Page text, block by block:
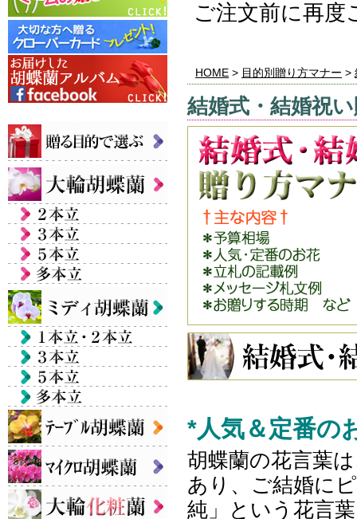
ご注文前に再
HOME > 目的別贈り方マナー >
結婚式・結婚祝
*人気＆定番の
胡蝶蘭の花言葉
あり、ご結婚に
純」という花言